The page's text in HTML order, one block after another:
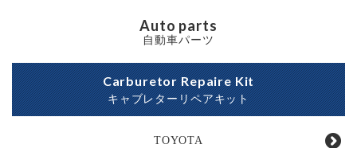
Auto parts
自動車パーツ
Carburetor Repaire Kit
キャブレターリペアキット
TOYOTA